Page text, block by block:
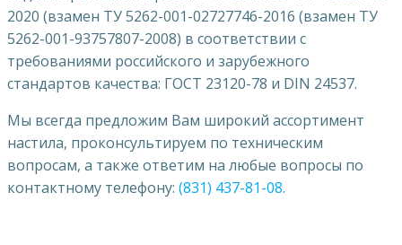
2020 (взамен ТУ 5262-001-02727746-2016 (взамен ТУ
5262-001-93757807-2008) в соответствии с
требованиями российского и зарубежного
стандартов качества: ГОСТ 23120-78 и DIN 24537.
Мы всегда предложим Вам широкий ассортимент
настила, проконсультируем по техническим
вопросам, а также ответим на любые вопросы по
контактному телефону: (831) 437-81-08.